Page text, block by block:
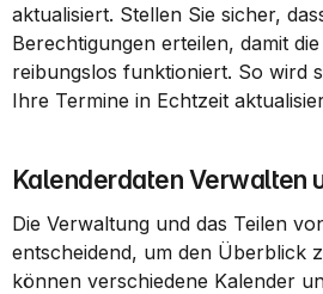
aktualisiert. Stellen Sie sicher,
Berechtigungen erteilen, damit
reibungslos funktioniert. So wird
Ihre Termine in Echtzeit
Kalenderdaten Verwalten
Die Verwaltung und das Teilen
entscheidend, um den Überblick
können verschiedene Kalender